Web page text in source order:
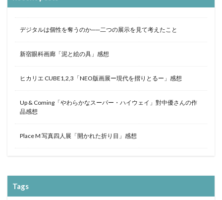
デジタルは個性を奪うのか──二つの展示を見て考えたこと
新宿眼科画廊「泥と絵の具」感想
ヒカリエ CUBE1,2,3「NEO版画展ー現代を摺りとるー」感想
Up & Coming「やわらかなスーパー・ハイウェイ」對中優さんの作
品感想
Place M 写真四人展「開かれた折り目」感想
Tags